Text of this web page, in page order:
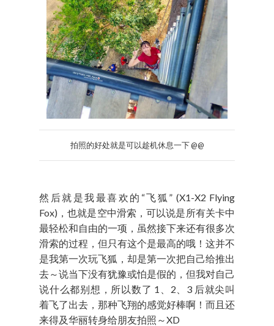
拍照的好处就是可以趁机休息一下 @@
然后就是我最喜欢的“飞狐” (X1-X2 Flying
Fox)，也就是空中滑索，可以说是所有关卡中
最轻松和自由的一项，虽然接下来还有很多次
滑索的过程，但只有这个是最高的哦！这并不
是我第一次玩飞狐，却是第一次把自己给推出
去～说当下没有犹豫或怕是假的，但我对自己
说什么都别想，所以数了 1、2、3 后就尖叫
着飞了出去，那种飞翔的感觉好棒啊！而且还
来得及华丽转身给朋友拍照～XD